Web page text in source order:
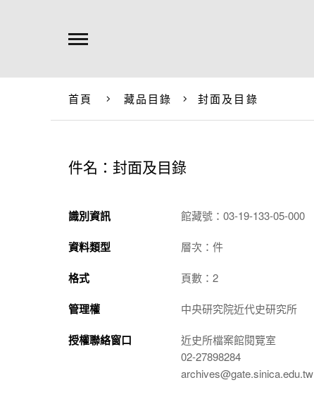
首頁 藏品目錄 封面及目錄
件名：封面及目錄
識別資訊 館藏號：03-19-133-05-000
資料類型 層次：件
格式 頁數：2
管理權 中央研究院近代史研究所
授權聯絡窗口
近史所檔案館閱覽室
02-27898284
archives@gate.sinica.edu.tw